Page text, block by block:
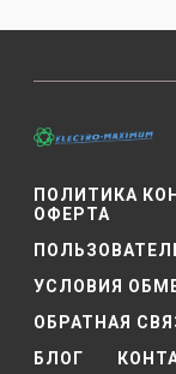
ПОЛИТИКА
ОФЕРТА
УСЛОВИЯ
ОБРАТНАЯ
БЛОГ